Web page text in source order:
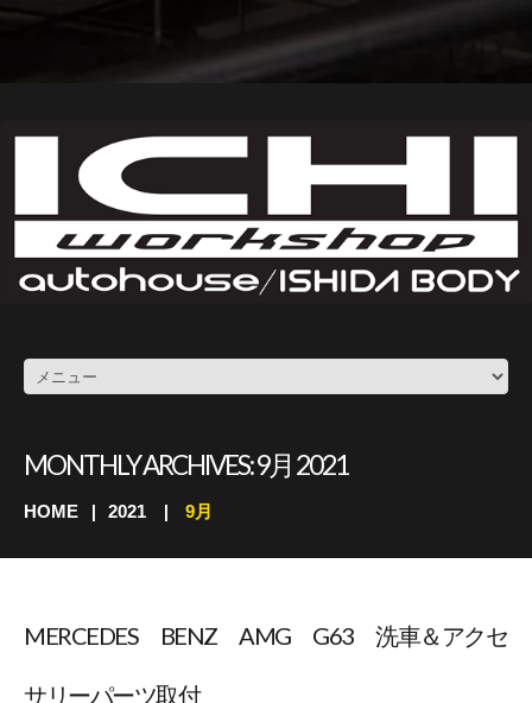
MONTHLY ARCHIVES:9月 2021
HOME 2021 9月
MERCEDES BENZ AMG G63 洗車＆アクセ
サリーパーツ取付